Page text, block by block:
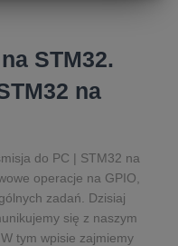
STM32.
na
do PC | STM32 na
operacje na GPIO,
zadań. Dzisiaj
się z naszym
tym wpisie zajmiemy